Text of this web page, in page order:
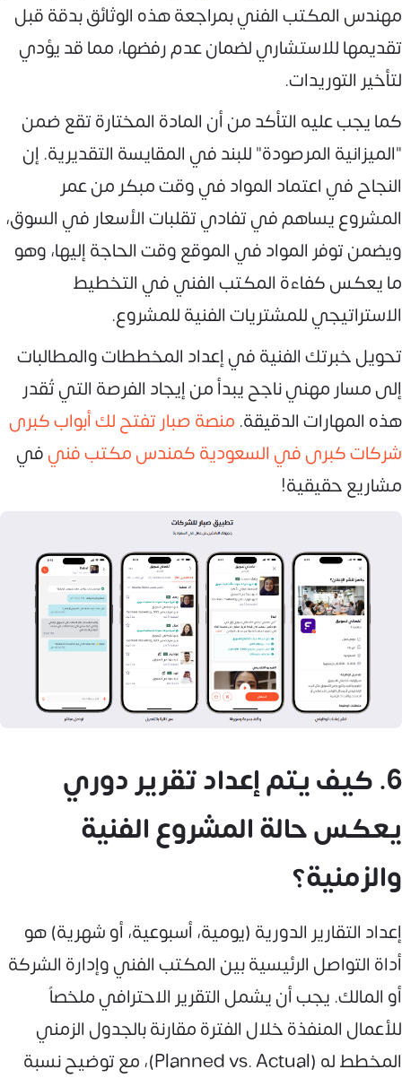
مهندس المكتب الفني بمراجعة هذه الوثائق بدقة قبل
تقديمها للاستشاري لضمان عدم رفضها، مما قد يؤدي
لتأخير التوريدات.
كما يجب عليه التأكد من أن المادة المختارة تقع ضمن
"الميزانية المرصودة" للبند في المقايسة التقديرية. إن
النجاح في اعتماد المواد في وقت مبكر من عمر
المشروع يساهم في تفادي تقلبات الأسعار في السوق،
ويضمن توفر المواد في الموقع وقت الحاجة إليها، وهو
ما يعكس كفاءة المكتب الفني في التخطيط
الاستراتيجي للمشتريات الفنية للمشروع.
تحويل خبرتك الفنية في إعداد المخططات والمطالبات
إلى مسار مهني ناجح يبدأ من إيجاد الفرصة التي تُقدر
هذه المهارات الدقيقة. منصة صبار تفتح لك أبواب كبرى
شركات كبرى في السعودية كمندس مكتب فنيفي
مشاريع حقيقية!
6. كيف يتم إعداد تقرير دوري
يعكس حالة المشروع الفنية
والزمنية؟
إعداد التقارير الدورية (يومية، أسبوعية، أو شهرية) هو
أداة التواصل الرئيسية بين المكتب الفني وإدارة الشركة
أو المالك. يجب أن يشمل التقرير الاحترافي ملخصاً
للأعمال المنفذة خلال الفترة مقارنة بالجدول الزمني
المخطط له (Planned vs. Actual)، مع توضيح نسبة